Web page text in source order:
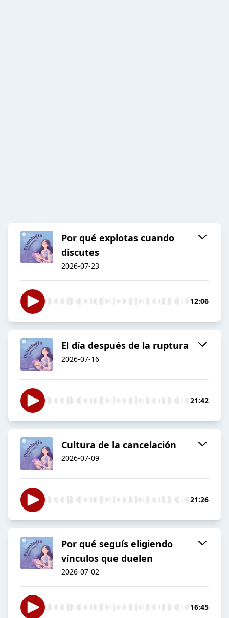
Por qué explotas cuando
discutes
2026-07-23
12:06
El día después de la ruptura
2026-07-16
21:42
Cultura de la cancelación
2026-07-09
21:26
Por qué seguís eligiendo
vínculos que duelen
2026-07-02
16:45